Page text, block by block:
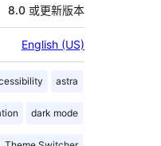
8.0 或更新版本
English (US)
astra
dark mode